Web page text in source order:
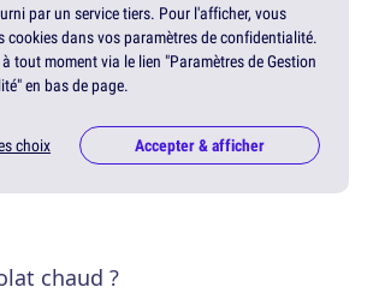
par un service tiers. Pour l'afficher, vous
cookies dans vos paramètres de confidentialité.
tout moment via le lien "Paramètres de Gestion
en bas de page.
choix Accepter & afficher
chaud ?